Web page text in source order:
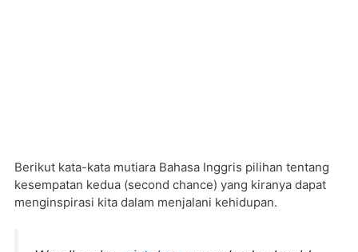
Berikut kata-kata mutiara Bahasa Inggris pilihan tentang
kesempatan kedua (second chance) yang kiranya dapat
menginspirasi kita dalam menjalani kehidupan.